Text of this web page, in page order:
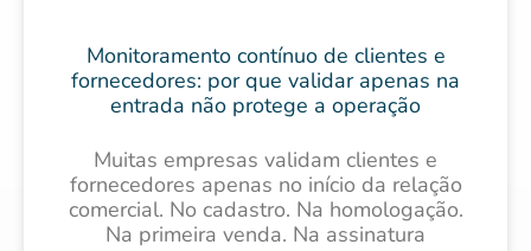
Monitoramento contínuo de clientes e
fornecedores: por que validar apenas na
entrada não protege a operação
Muitas empresas validam clientes e
fornecedores apenas no início da relação
comercial. No cadastro. Na homologação.
Na primeira venda. Na assinatura